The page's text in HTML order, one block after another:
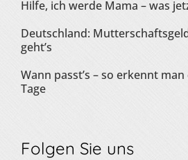
Hilfe, ich werde Mama – was
Deutschland:
geht’s
Wann passt’s – so erkennt
Tage
Folgen Sie uns